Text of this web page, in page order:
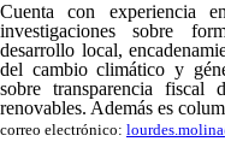
Cuenta con experiencia
investigaciones sobre
desarrollo local,
del cambio climático y
sobre transparencia fiscal
renovables. Además es
correo electrónico: